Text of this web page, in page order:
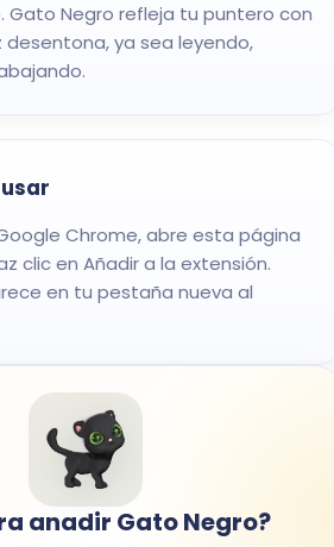
Gato Negro refleja tu puntero con
desentona, ya sea leyendo,
Chrome, abre esta página
clic en Añadir a la extensión.
en tu pestaña nueva al
anadir Gato Negro?